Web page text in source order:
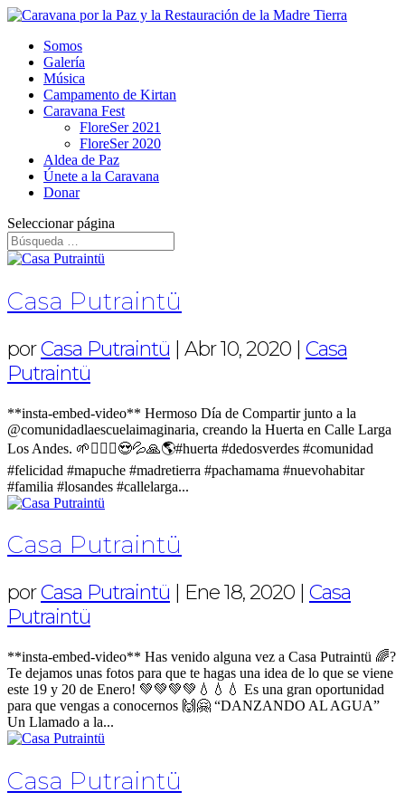
Somos
Galería
Música
Campamento de Kirtan
Caravana Fest
FloreSer 2021
FloreSer 2020
Aldea de Paz
Únete a la Caravana
Donar
Seleccionar página
Casa Putraintü
porCasa Putraintü | Abr 10, 2020 | Casa
Putraintü
**insta-embed-video** Hermoso Día de Compartir junto a la
@comunidadlaescuelaimaginaria, creando la Huerta en Calle Larga
Los Andes. 🌱🧝🏼‍♀️😍💦🙏🌎#huerta #dedosverdes #comunidad
#felicidad #mapuche #madretierra #pachamama #nuevohabitar
#familia #losandes #callelarga...
Casa Putraintü
porCasa Putraintü Ene 18, 2020 Casa
Putraintü
**insta-embed-video** Has venido alguna vez a Casa Putraintü 🌈?
Te dejamos unas fotos para que te hagas una idea de lo que se viene
este 19 y 20 de Enero! 💚💚💚💚💧💧💧 Es una gran oportunidad
para que vengas a conocernos 🙌🤗 “DANZANDO AL AGUA”
Un Llamado a la...
Casa Putraintü